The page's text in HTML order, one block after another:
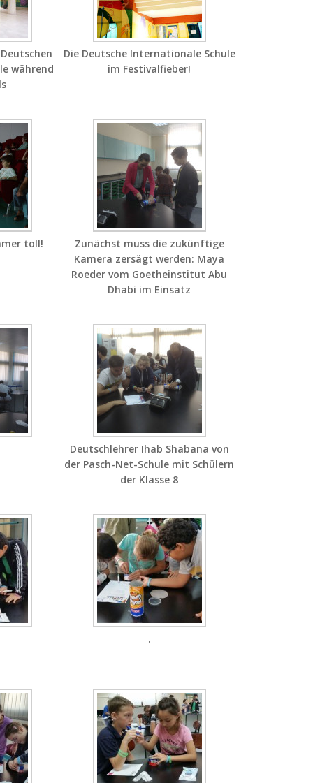
während
Die Deutsche Internationale Schule
im Festivalfieber!
toll!
Zunächst muss die zukünftige
Kamera zersägt werden: Maya
Roeder vom Goetheinstitut Abu
Dhabi im Einsatz
Deutschlehrer Ihab Shabana von
der Pasch-Net-Schule mit Schülern
der Klasse 8
.